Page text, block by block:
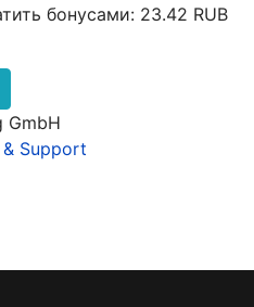
бонусами: 23.42 RUB
GmbH
Support